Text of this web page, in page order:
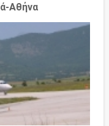
Αθήνα